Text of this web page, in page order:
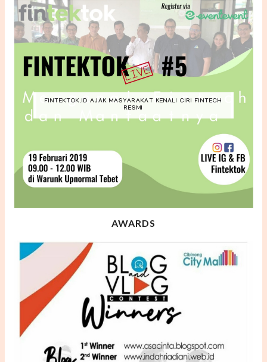
FINTEKTOK.ID AJAK MASYARAKAT KENALI CIRI FINTECH
RESMI
AWARDS